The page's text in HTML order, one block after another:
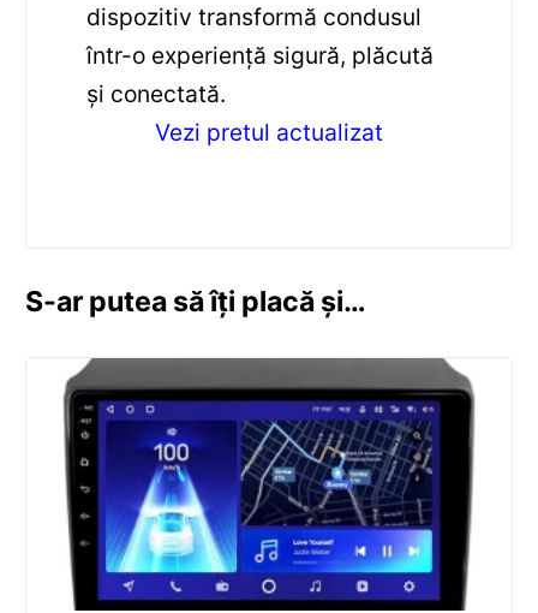
dispozitiv transformă condusul
într-o experiență sigură, plăcută
și conectată.
Vezi pretul actualizat
S-ar putea să îți placă și…